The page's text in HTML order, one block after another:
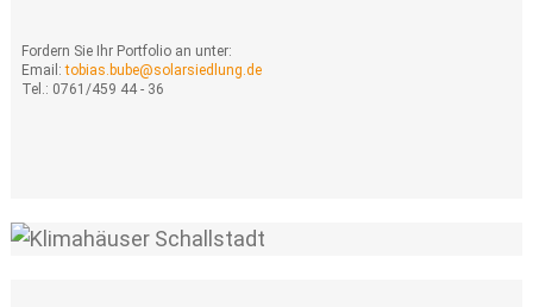
Fordern Sie Ihr Portfolio an unter:
Email:tobias.bube@solarsiedlung.de
Tel.: 0761/459 44 - 36